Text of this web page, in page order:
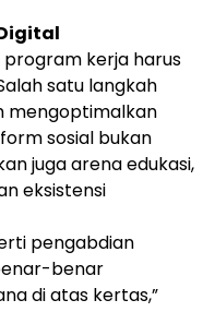
kerja harus
satu langkah
mengoptimalkan
sosial bukan
juga arena edukasi,
eksistensi
pengabdian
benar
di atas kertas,”